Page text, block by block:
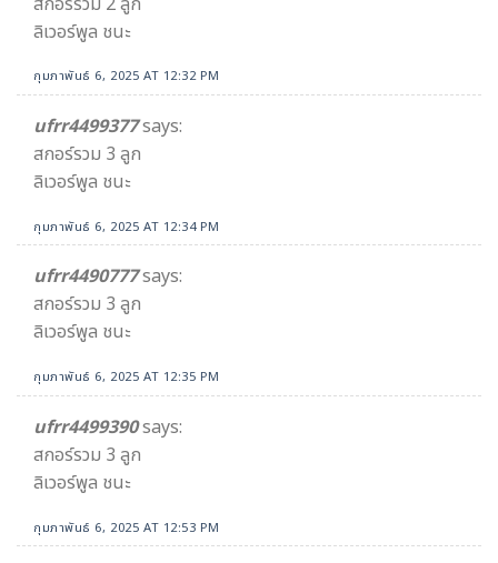
ลิเวอร์พูล ชนะ
กุมภาพันธ์ 6, 2025 AT 12:32 PM
ufrr4499377says:
สกอร์รวม 3 ลูก
ลิเวอร์พูล ชนะ
กุมภาพันธ์ 6, 2025 AT 12:34 PM
ufrr4490777says:
สกอร์รวม 3 ลูก
ลิเวอร์พูล ชนะ
กุมภาพันธ์ 6, 2025 AT 12:35 PM
ufrr4499390says:
สกอร์รวม 3 ลูก
ลิเวอร์พูล ชนะ
กุมภาพันธ์ 6, 2025 AT 12:53 PM